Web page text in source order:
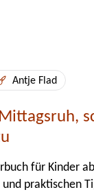
Antje Flad
für Kinder
praktischen